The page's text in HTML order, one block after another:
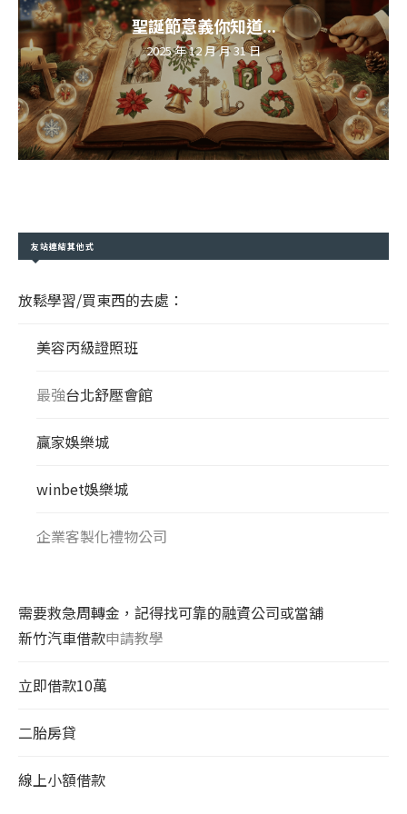
聖誕節意義你知道...
2025 年 12 月 月 31 日
友站連結其他式
放鬆學習/買東西的去處：
美容丙級證照班
最強台北舒壓會館
贏家娛樂城
winbet娛樂城
企業客製化禮物公司
需要救急周轉金，記得找可靠的融資公司或當舖
新竹汽車借款申請教學
立即借款10萬
二胎房貸
線上小額借款